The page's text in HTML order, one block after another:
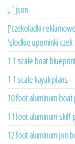
„`json
['czekoladki
'słodkie upominki czek
1 1 scale boat
1 1 scale kayak plans
10 foot aluminum boat
11 foot aluminum skiff
12 foot aluminum jon